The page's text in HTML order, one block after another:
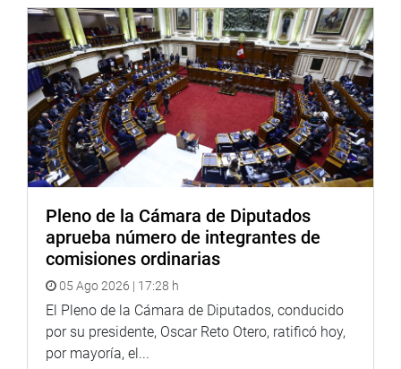
30 millones de soles al mes, ahora solo presta 5 millones
de soles mensuales”, indicó.
“Se propone la conversión de Agrobanco a Mi Agro S.A.,
de una entidad a otra entidad. Se daría créditos y
garantías al sector Agropecuario, préstamos directos a
otras entidades”, expuso.
Añadió que Mi Agro S.A. ya no sería un banco, sería una
pasaría con 350 millones de soles, más 100 millones de
soles adicionales, y se mantendrá la administración, las
oficinas e infraestructura. (JCHOY)
PRENSA-CONGRESO
Puede encontrar más información en nuestra página web
y redes sociales.
Pleno de la Cámara de Diputados
aprueba número de integrantes de
comisiones ordinarias
05 Ago 2026 | 17:28 h
El Pleno de la Cámara de Diputados, conducido
por su presidente, Oscar Reto Otero, ratificó hoy,
por mayoría, el...